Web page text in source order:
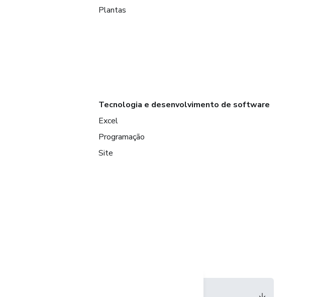
Plantas
Tecnologia e desenvolvimento de software
Excel
Programação
Site